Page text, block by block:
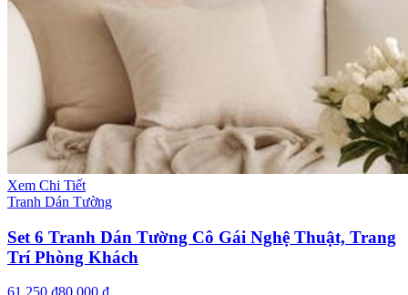
Xem Chi Tiết
Tranh Dán Tường
Set 6 Tranh Dán Tường Cô Gái Nghệ Thuật, Trang
Trí Phòng Khách